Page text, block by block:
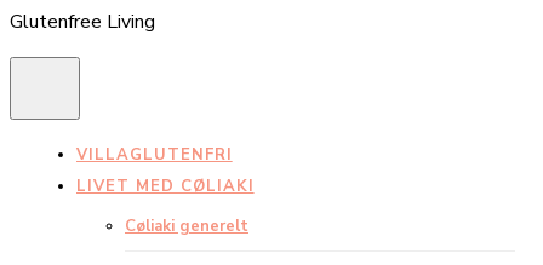
Glutenfree Living
VILLAGLUTENFRI
LIVET MED CØLIAKI
Cøliaki generelt